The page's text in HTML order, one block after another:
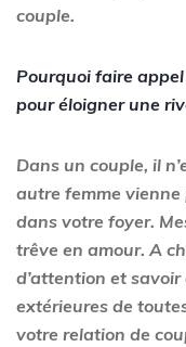
couple.
Pourquoi faire
pour éloigner une
Dans un couple, il
autre femme vienne
dans votre foyer.
trêve en amour. A
d’attention et
extérieures de
votre relation de